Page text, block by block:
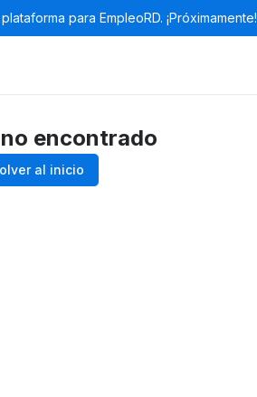
para EmpleoRD. ¡Próximamente!
encontrado
al inicio